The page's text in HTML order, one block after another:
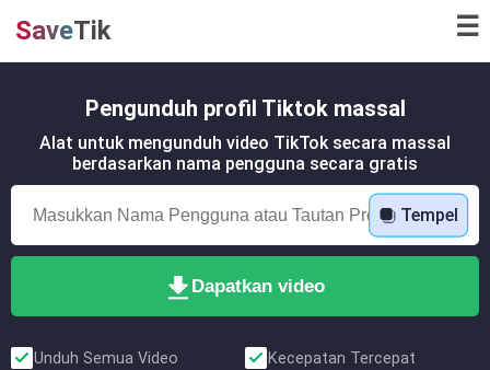
SaveTik ☰
Pengunduh profil Tiktok massal
Alat untuk mengunduh video TikTok secara massal
berdasarkan nama pengguna secara gratis
Tempel
Dapatkan video
Unduh Semua Video Kecepatan Tercepat